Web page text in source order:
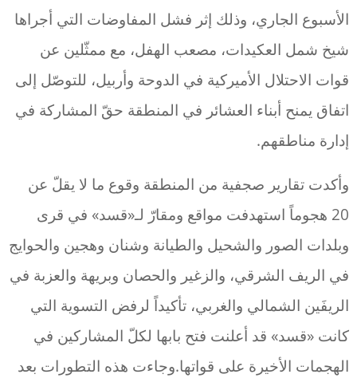
الأسبوع الجاري، وذلك إثر فشل المفاوضات التي أجراها
شيخ شمل العكيدات، مصعب الهفل، مع ممثّلين عن
قوات الاحتلال الأميركية في الدوحة وأربيل، للتوصّل إلى
اتفاق يمنح أبناء العشائر في المنطقة حقّ المشاركة في
إدارة مناطقهم.
وأكدت تقارير صجفية من المنطقة وقوع ما لا يقلّ عن
20 هجوماً استهدفت مواقع ومقارّ لـ«قسد» في قرى
وبلدات الصور والشحيل والطيانة وشنان وهجين والحوايج
في الريف الشرقي، والزغير والحصان وبريهة والعزبة في
الريفَين الشمالي والغربي، تأكيداً لرفض التسوية التي
كانت «قسد» قد أعلنت فتح بابها لكلّ المشاركين في
الهجمات الأخيرة على قواتها.وجاءت هذه التطورات بعد